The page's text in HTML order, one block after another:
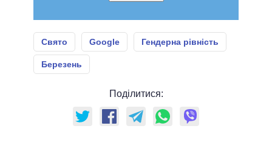
Свято Google Гендерна рівність
Березень
Поділитися: